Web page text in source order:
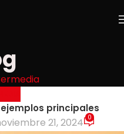
ejemplos principales
21, 2024 0